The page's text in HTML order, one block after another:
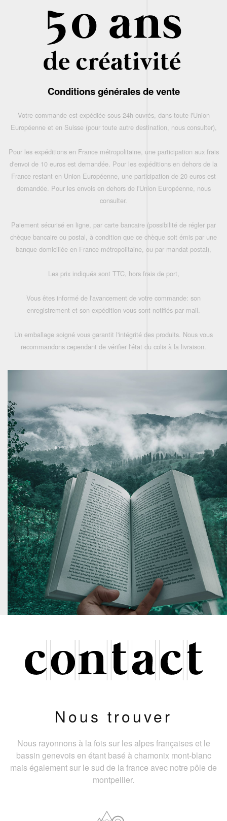
Conditions générales de vente
Votre commande est expédiée sous 24h ouvrés, dans toute l'Union
Européenne et en Suisse (pour toute autre destination, nous consulter),
Pour les expéditions en France métropolitaine, une participation aux frais
d'envoi de 10 euros est demandée. Pour les expéditions en dehors de la
France restant en Union Européenne, une participation de 20 euros est
demandée. Pour les envois en dehors de l'Union Européenne, nous
consulter.
Paiement sécurisé en ligne, par carte bancaire (possibilité de régler par
chèque bancaire ou postal, à condition que ce chèque soit émis par une
banque domiciliée en France métropolitaine, ou par mandat postal),
Les prix indiqués sont TTC, hors frais de port,
Vous êtes informé de l'avancement de votre commande: son
enregistrement et son expédition vous sont notifiés par mail.
Un emballage soigné vous garantit l'intégrité des produits. Nous vous
recommandons cependant de vérifier l'état du colis à la livraison.
Nous trouver
Nous rayonnons à la fois sur les alpes françaises et le
bassin genevois en étant basé à chamonix mont-blanc
mais également sur le sud de la france avec notre pôle de
montpellier.